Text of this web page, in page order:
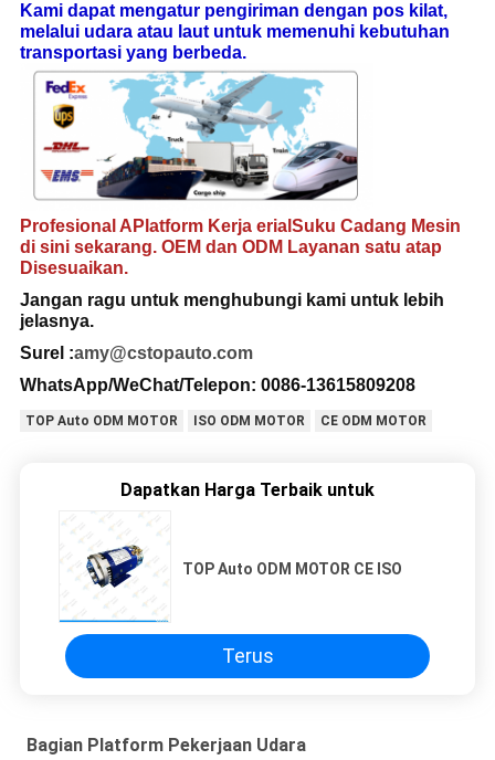
Kami dapat mengatur pengiriman dengan pos kilat,
melalui udara atau laut untuk memenuhi kebutuhan
transportasi yang berbeda.
Profesional A Platform Kerja erial Suku Cadang Mesin
di sini sekarang. OEM dan ODM Layanan satu atap
Disesuaikan.
Jangan ragu untuk menghubungi kami untuk lebih
jelasnya.
Surel :amy@cstopauto.com
WhatsApp/WeChat/Telepon: 0086-13615809208
TOP Auto ODM MOTOR ISO ODM MOTOR CE ODM MOTOR
Dapatkan Harga Terbaik untuk
TOP Auto ODM MOTOR CE ISO
Terus
Bagian Platform Pekerjaan Udara